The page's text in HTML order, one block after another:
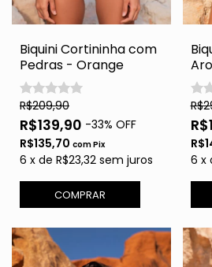
Biquini Cortininha com
Pedras - Orange
R$209,90
R$139,90 -33% OFF
R$135,70 comPix
6 x de R$23,32 sem juros
COMPRAR
-
6 x